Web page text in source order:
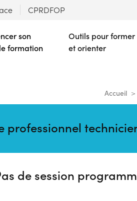
CPRDFOP
son
formation
Outils pour former
et orienter
Accueil
professionnel
de session